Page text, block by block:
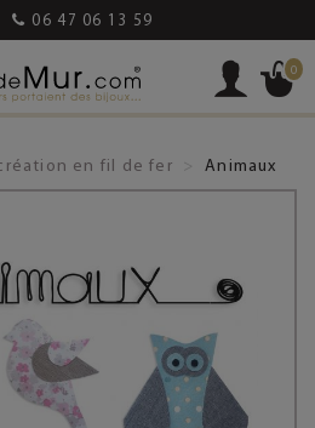
06 47 06 13 59
0
en fil de fer Animaux